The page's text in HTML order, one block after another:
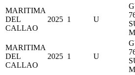
MARITIMA
DEL
CALLAO
2025 1 U
MARITIMA
DEL
CALLAO
2025 1 U